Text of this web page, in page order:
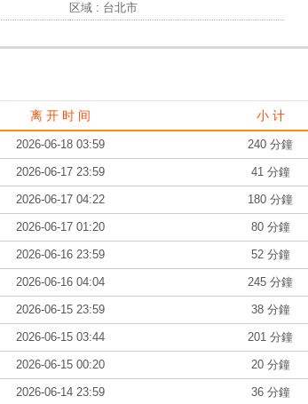
区域 : 台北市
离 开 时 间 小 计
2026-06-18 03:59 240 分鐘
2026-06-17 23:59 41 分鐘
2026-06-17 04:22 180 分鐘
2026-06-17 01:20 80 分鐘
2026-06-16 23:59 52 分鐘
2026-06-16 04:04 245 分鐘
2026-06-15 23:59 38 分鐘
2026-06-15 03:44 201 分鐘
2026-06-15 00:20 20 分鐘
2026-06-14 23:59 36 分鐘